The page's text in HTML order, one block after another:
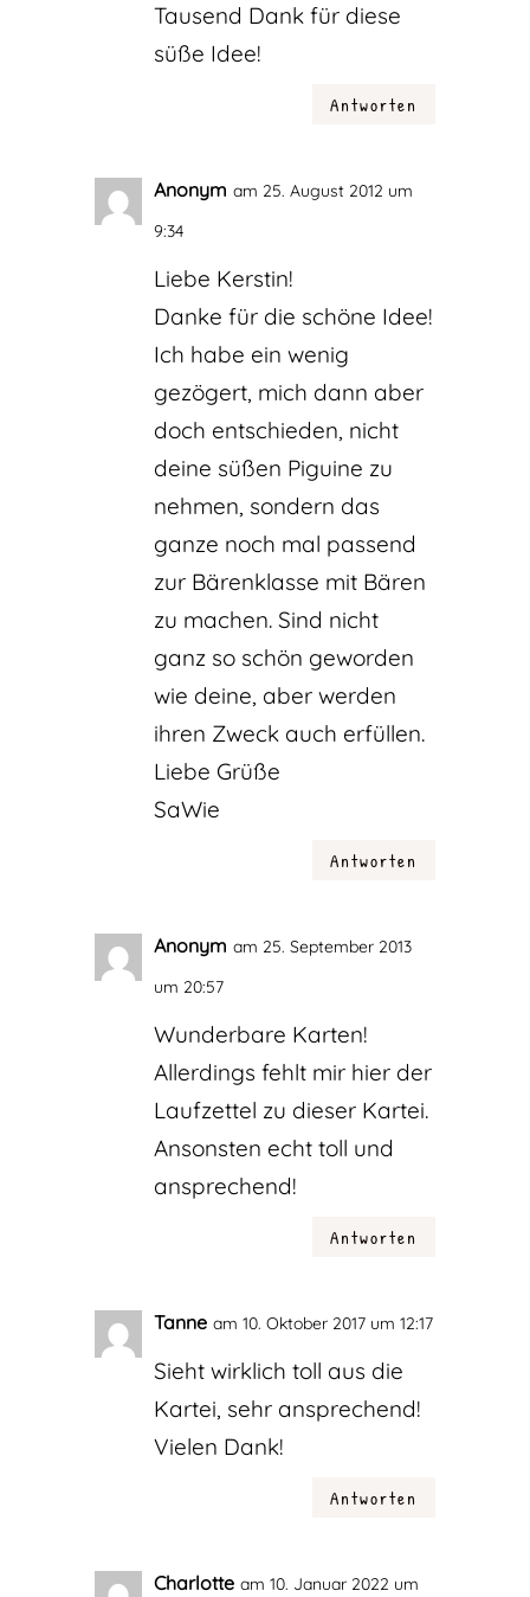
Tausend Dank für diese
süße Idee!
Antworten
Anonym am 25. August 2012 um
9:34
Liebe Kerstin!
Danke für die schöne Idee!
Ich habe ein wenig
gezögert, mich dann aber
doch entschieden, nicht
deine süßen Piguine zu
nehmen, sondern das
ganze noch mal passend
zur Bärenklasse mit Bären
zu machen. Sind nicht
ganz so schön geworden
wie deine, aber werden
ihren Zweck auch erfüllen.
Liebe Grüße
SaWie
Antworten
Anonym am 25. September 2013
um 20:57
Wunderbare Karten!
Allerdings fehlt mir hier der
Laufzettel zu dieser Kartei.
Ansonsten echt toll und
ansprechend!
Antworten
Tanne am 10. Oktober 2017 um 12:17
Sieht wirklich toll aus die
Kartei, sehr ansprechend!
Vielen Dank!
Antworten
Charlotte am 10. Januar 2022 um